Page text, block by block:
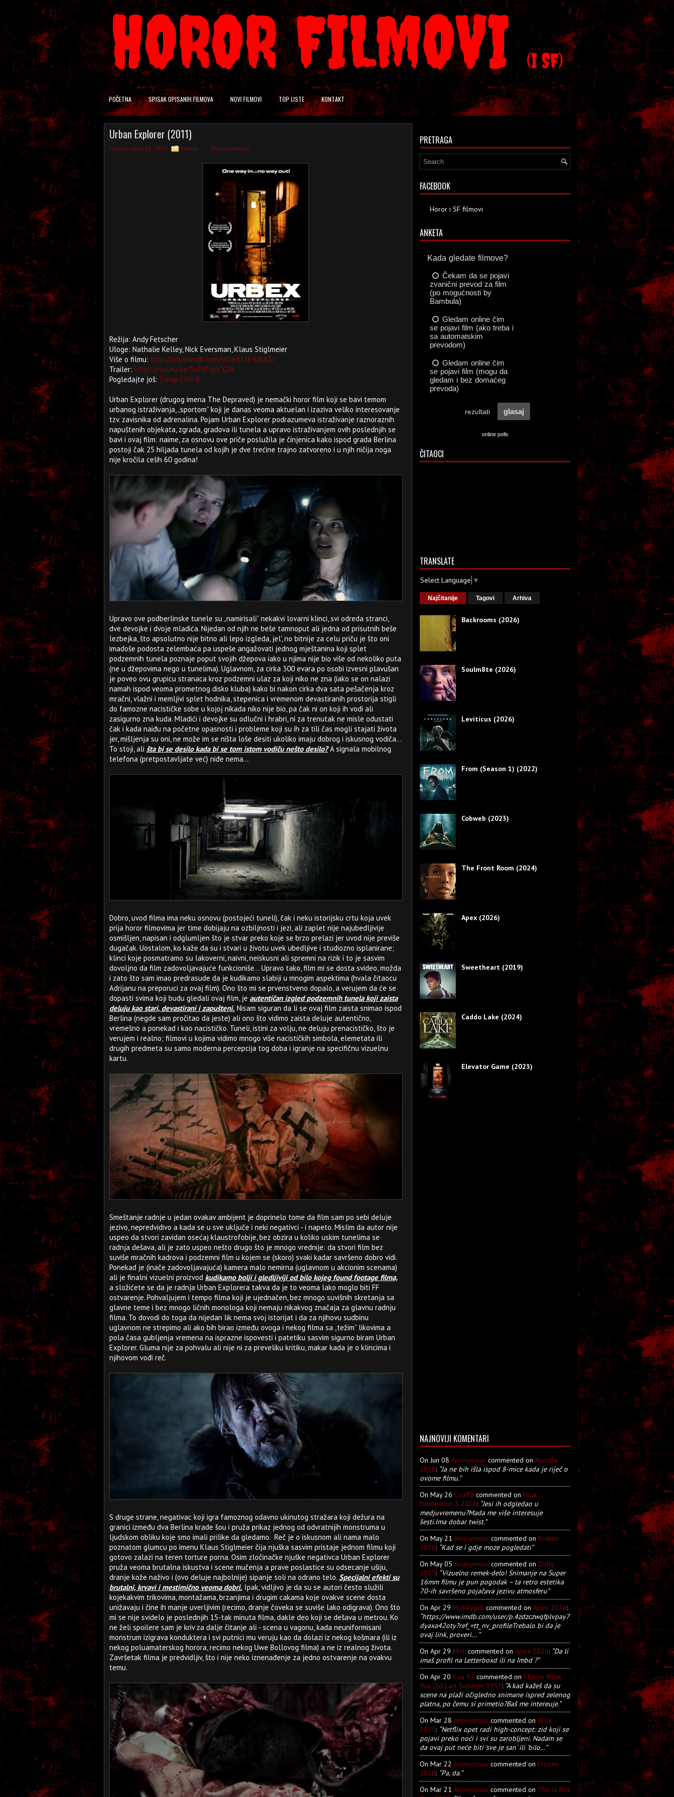
HOROR FILMOVI(I SF)
POČETNA SPISAK OPISANIH FILMOVA NOVI FILMOVI TOP LISTE KONTAKT
Urban Explorer (2011)
sunday, june 11, 2017 Horror No comments
Režija: Andy Fetscher
Uloge: Nathalie Kelley, Nick Eversman, Klaus Stiglmeier
Više o filmu: http://www.imdb.com/title/tt1642665/
Trailer: https://youtu.be/5xFVFyyVXZA
Pogledajte još: Creep (2004)
Urban Explorer (drugog imena The Depraved) je nemački horor film koji se bavi temom
urbanog istraživanja, „sportom” koji je danas veoma aktuelan i izaziva veliko interesovanje
tzv. zavisnika od adrenalina. Pojam Urban Explorer podrazumeva istraživanje raznoraznih
napuštenih objekata, zgrada, gradova ili tunela a upravo istraživanjem ovih poslednjih se
bavi i ovaj film: naime, za osnovu ove priče poslužila je činjenica kako ispod grada Berlina
postoji čak 25 hiljada tunela od kojih je dve trećine trajno zatvoreno i u njih ničija noga
nije kročila celih 60 godina!
Upravo ove podberlinske tunele su „namirisali” nekakvi lovarni klinci, svi odreda stranci,
dve devojke i dvoje mladića. Nijedan od njih ne beše tamnoput ali jedna od prisutnih beše
lezbejka, što apsolutno nije bitno ali lepo izgleda, jel', no bitnije za celu priču je što oni
imadoše podosta zelembaća pa uspeše angažovati jednog mještanina koji splet
podzemnih tunela poznaje poput svojih džepova iako u njima nije bio više od nekoliko puta
(ne u džepovima nego u tunelima). Uglavnom, za cirka 300 evara po osobi izvesni plavušan
je poveo ovu grupicu stranaca kroz podzemni ulaz za koji niko ne zna (iako se on nalazi
namah ispod veoma prometnog disko kluba) kako bi nakon cirka dva sata pešačenja kroz
mračni, vlažni i memljivi splet hodnika, stepenica i vremenom devastiranih prostorija stigli
do famozne nacističke sobe u kojoj nikada niko nije bio, pa čak ni on koji ih vodi ali
zasigurno zna kuda. Mladići i devojke su odlučni i hrabri, ni za trenutak ne misle odustati
čak i kada naiđu na početne opasnosti i probleme koji su ih za tili čas mogli stajati života
jer, mišljenja su oni, ne može im se ništa loše desiti ukoliko imaju dobrog i iskusnog vodiča...
To stoji, ali šta bi se desilo kada bi se tom istom vodiču nešto desilo?A signala mobilnog
telefona (pretpostavljate već) niđe nema...
Dobro, uvod filma ima neku osnovu (postojeći tuneli), čak i neku istorijsku crtu koja uvek
prija horor filmovima jer time dobijaju na ozbiljnosti i jezi, ali zaplet nije najubedljivije
osmišljen, napisan i odglumljen što je stvar preko koje se brzo prelazi jer uvod nije previše
dugačak. Uostalom, ko kaže da su i stvari u životu uvek ubedljive i studiozno isplanirane;
klinci koje posmatramo su lakoverni, naivni, neiskusni ali spremni na rizik i to je sasvim
dovoljno da film zadovoljavajuće funkcioniše... Upravo tako, film mi se dosta svideo, možda
i zato što sam imao predrasude da je kudikamo slabiji u mnogim aspektima (hvala čitaocu
Adrijanu na preporuci za ovaj film). Ono što mi se prvenstveno dopalo, a verujem da će se
dopasti svima koji budu gledali ovaj film, je autentičan izgled podzemnih tunela koji zaista
deluju kao stari, devastirani i zapušteni. Nisam siguran da li se ovaj film zaista snimao ispod
Berlina (negde sam pročitao da jeste) ali ono što vidimo zaista deluje autentično,
vremešno a ponekad i kao nacističko. Tuneli, istini za volju, ne deluju prenacističko, što je
verujem i realno; filmovi u kojima vidimo mnogo više nacističkih simbola, elemetata ili
drugih predmeta su samo moderna percepcija tog doba i igranje na specifičnu vizuelnu
kartu.
Smeštanje radnje u jedan ovakav ambijent je doprinelo tome da film sam po sebi deluje
jezivo, nepredvidivo a kada se u sve uključe i neki negativci - i napeto. Mislim da autor nije
uspeo da stvori zavidan osećaj klaustrofobije, bez obzira u koliko uskim tunelima se
radnja dešava, ali je zato uspeo nešto drugo što je mnogo vrednije: da stvori film bez
suviše mračnih kadrova i podzemni film u kojem se (skoro) svaki kadar savršeno dobro vidi.
Ponekad je (inače zadovoljavajuća) kamera malo nemirna (uglavnom u akcionim scenama)
ali je finalni vizuelni proizvod kudikamo bolji i gledljiviji od bilo kojeg found footage filma,
a složićete se da je radnja Urban Explorera takva da je to veoma lako moglo biti FF
ostvarenje. Pohvaljujem i tempo filma koji je ujednačen, bez mnogo suvišnih skretanja sa
glavne teme i bez mnogo ličnih monologa koji nemaju nikakvog značaja za glavnu radnju
filma. To dovodi do toga da nijedan lik nema svoj istorijat i da za njihovu sudbinu
uglavnom ne strepimo ali ako bih birao između ovoga i nekog filma sa „težim” likovima a
pola časa gubljenja vremena na isprazne ispovesti i patetiku sasvim sigurno biram Urban
Explorer. Gluma nije za pohvalu ali nije ni za preveliku kritiku, makar kada je o klincima i
njihovom vođi reč.
S druge strane, negativac koji igra famoznog odavno ukinutog stražara koji dežura na
granici između dva Berlina krade šou i pruža prikaz jednog od odvratnijih monstruma u
ljudskom obliku koje smo imali prilike da gledamo. Reč je o iskusnom ali nama malo
poznatom glumcu po imenu Klaus Stiglmeier čija njuška sasvim pristaje jednom filmu koji
gotovo zalazi na teren torture porna. Osim zločinačke njuške negativca Urban Explorer
pruža veoma brutalna iskustva i scene mučenja a prave poslastice su odsecanje ušiju,
dranje kože naživo i (ovo deluje najbolnije) sipanje soli na odrano telo. Specijalni efekti su
brutalni, krvavi i mestimično veoma dobri. Ipak, vidljivo je da su se autori često služili
kojekakvim trikovima, montažama, brzanjima i drugim cakama koje ovakve scene dosta
unižavaju i čine ih manje uverljivim (recimo, dranje čoveka se suviše lako odigrava). Ono što
mi se nije svidelo je poslednjih 15-tak minuta filma, dakle deo koji se dešava u metrou. Ko
ne želi spoilere sam je kriv za dalje čitanje ali - scena u vagonu, kada neuniformisani
monstrum izigrava konduktera i svi putnici mu veruju kao da dolazi iz nekog košmara (ili iz
nekog poluamaterskog horora, recimo nekog Uwe Bollovog filma) a ne iz realnog života.
Završetak filma je predvidljiv, što i nije neko iznenađenje za jedno ostvarenje na ovakvu
temu.
PRETRAGA
FACEBOOK
Horor i SF filmovi
ANKETA
online polls
ČITAOCI
TRANSLATE
Select Language ▼
Najčitanije Tagovi Arhiva
Backrooms (2026)
Soulm8te (2026)
Leviticus (2026)
From (Season 1) (2022)
Cobweb (2023)
The Front Room (2024)
Apex (2026)
Sweetheart (2019)
Caddo Lake (2024)
Elevator Game (2023)
NAJNOVIJI KOMENTARI
On Jun 08 Anonymous commented on Apostle
2018: “Ja ne bih išla ispod 8-mice kada je riječ o
ovome filmu.”
On May 26 Coa92 commented on Final
Destination 3 2006: “Jesi ih odgledao u
medjuvremenu?Mada me više interesuje
šesti.Ima dobar twist.”
On May 21 Anonymous commented on Kraken
2026: “Kad se i gdje moze pogledati”
On May 05 Anonymous commented on Dolly
2025: “Vizuelno remek-delo! Snimanje na Super
16mm filmu je pun pogodak – ta retro estetika
70-ih savršeno pojačava jezivu atmosferu”
On Apr 29 Mickeygrb commented on Apex 2026:
“https://www.imdb.com/user/p.4zdzczwqfplvpay7
dyaxa42oty?ref_=tt_nv_profileTrebalo bi da je
ovaj link, proveri... ”
On Apr 29 Mick commented on Apex 2026: “Da li
imaš profil na Letterboxd ili na Imbd ?”
On Apr 20 Coa 92 commented on I Know What
You Did Last Summer 1997: “A kad kažeš da su
scene na plaži očigledno snimane ispred zelenog
platna, po čemu si primetio?Baš me intereuje.”
On Mar 28 Anonymous commented on Brick
2025: “Netflix opet radi high-concept: zid koji se
pojavi preko noći i svi su zarobljeni. Nadam se
da ovaj put neće biti 'sve je san' ili 'bilo…”
On Mar 22 Anonymous commented on Frozen
2010: “Pa, da.”
On Mar 21 Anonymous commented on This Is Not